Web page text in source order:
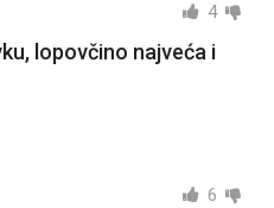
4
lopovčino najveća i
6